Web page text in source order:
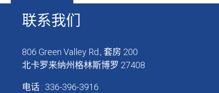
联系我们
806 Green Valley Rd., 套房 200
北卡罗来纳州格林斯博罗 27408
电话 : 336-396-3916